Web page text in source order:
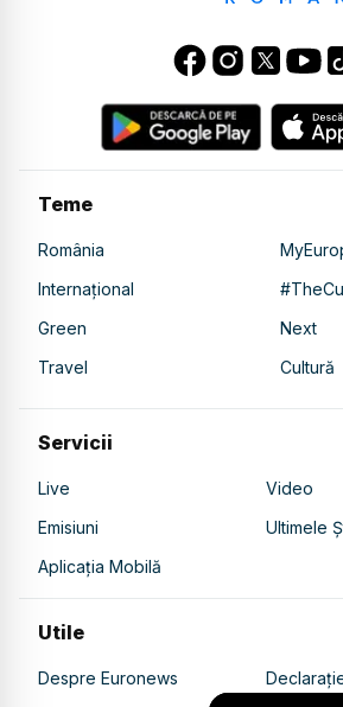
Teme
România
Internațional
Green
Next
Travel
Cultură
Servicii
Live
Video
Emisiuni
Ultimele
Aplicația Mobilă
Utile
Despre Euronews